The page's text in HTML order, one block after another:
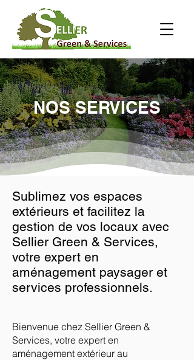
NOS SERVICES
Sublimez vos espaces
extérieurs et facilitez la
gestion de vos locaux avec
Sellier Green & Services,
votre expert en
aménagement paysager et
services professionnels.
Bienvenue chez Sellier Green &
Services, votre expert en
aménagement extérieur au